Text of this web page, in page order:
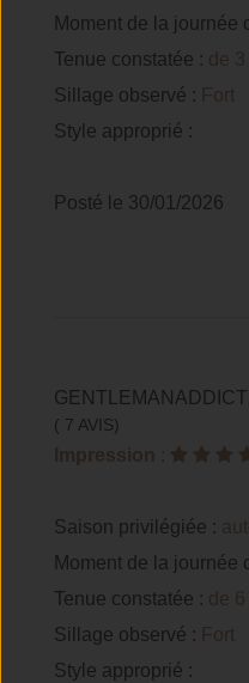
Moment de la journée
Tenue constatée : de
Sillage observé : Fort
Style approprié :
Posté le 30/01/2026
( 7 AVIS)
Impression :
Saison privilégiée :
Moment de la journée
Tenue constatée : de
Sillage observé : Fort
Style approprié :